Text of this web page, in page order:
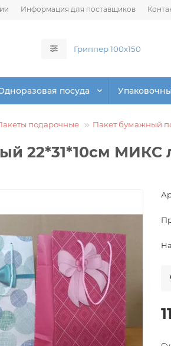
Информация для поставщиков
посуда
подарочные Пакет бумажный
22*31*10см